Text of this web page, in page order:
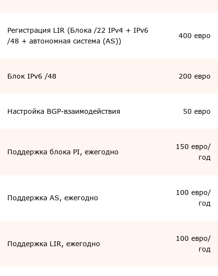
Регистрация LIR (Блока /22 IPv4 + IPv6
/48 + автономная система (AS))
400 евро
Блок IPv6 /48 200 евро
Настройка BGP-взаимодействия 50 евро
Поддержка блока PI, ежегодно
150 евро/
год
Поддержка AS, ежегодно
100 евро/
год
Поддержка LIR, ежегодно
100 евро/
год